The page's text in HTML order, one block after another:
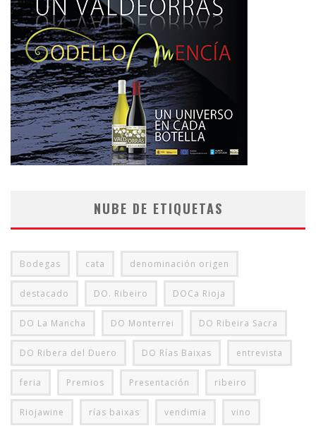
NUBE DE ETIQUETAS
Bodegas cata denominación origen
destacado DO. Ribeiro DOCa Rioja
DO La Mancha DO Monterrei DO Ribeira Sacra
DO Ribera del Duero DO Rías Baixas entrevista
feria Premios Presentación ribeiro
Riojawine rías baixas vendimia vino